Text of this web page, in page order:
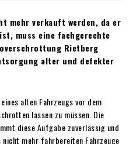
mehr verkauft werden, da er
muss eine fachgerechte
Rietberg
alter und defekter
alten Fahrzeugs vor dem
lassen zu müssen. Die
diese Aufgabe zuverlässig und
mehr fahrbereiten Fahrzeuge